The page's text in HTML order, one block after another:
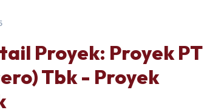
Proyek: Proyek PT
Tbk - Proyek